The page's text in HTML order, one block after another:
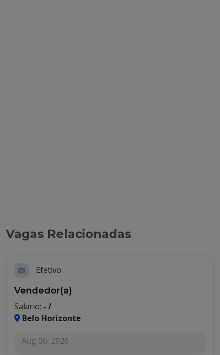
Vagas Relacionadas
Efetivo
Vendedor(a)
Salario: - /
Belo Horizonte
Aug 06, 2026